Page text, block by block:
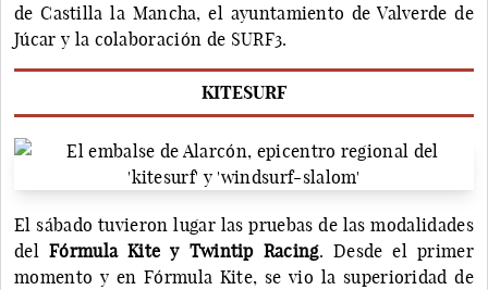
de Castilla la Mancha, el ayuntamiento de Valverde de
Júcar y la colaboración de SURF3.
KITESURF
El sábado tuvieron lugar las pruebas de las modalidades
del Fórmula Kite y Twintip Racing. Desde el primer
momento y en Fórmula Kite, se vio la superioridad de